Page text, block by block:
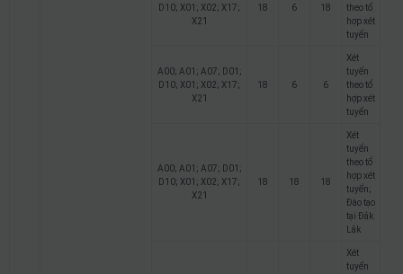
D10; X01; X02; X17;
X21
18 6 18
theo tổ
hợp xét
tuyển
A00; A01; A07; D01;
D10; X01; X02; X17;
X21
18 6 6
Xét
tuyển
theo tổ
hợp xét
tuyển
A00; A01; A07; D01;
D10; X01; X02; X17;
X21
18 18 18
Xét
tuyển
theo tổ
hợp xét
tuyển;
Đào tạo
tại Đắk
Lắk
Xét
tuyển